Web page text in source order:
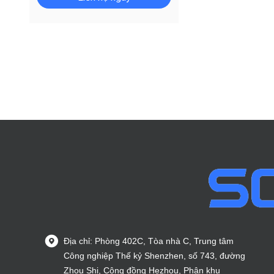
Địa chỉ: Phòng 402C, Tòa nhà C, Trung tâm
Công nghiệp Thế kỷ Shenzhen, số 743, đường
Zhou Shi, Cộng đồng Hezhou, Phân khu